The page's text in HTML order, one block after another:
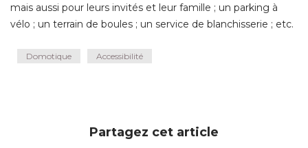
mais aussi pour leurs invités et leur famille ; un parking à
vélo ; un terrain de boules ; un service de blanchisserie ; etc.
Domotique Accessibilité
Partagez cet article